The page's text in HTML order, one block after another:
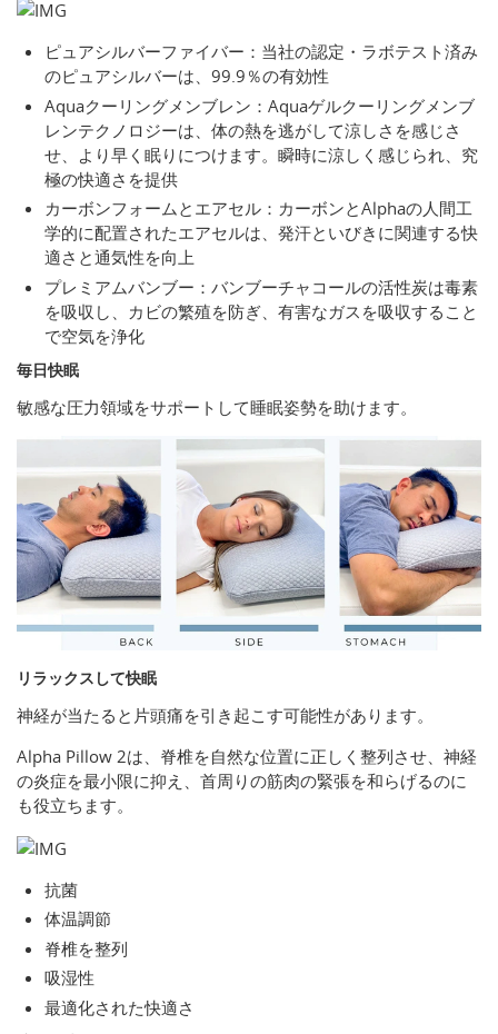
ピュアシルバーファイバー：当社の認定・ラボテスト済み
のピュアシルバーは、99.9％の有効性
Aquaクーリングメンブレン：Aquaゲルクーリングメンブ
レンテクノロジーは、体の熱を逃がして涼しさを感じさ
せ、より早く眠りにつけます。瞬時に涼しく感じられ、究
極の快適さを提供
カーボンフォームとエアセル：カーボンとAlphaの人間工
学的に配置されたエアセルは、発汗といびきに関連する快
適さと通気性を向上
プレミアムバンブー：バンブーチャコールの活性炭は毒素
を吸収し、カビの繁殖を防ぎ、有害なガスを吸収すること
で空気を浄化
毎日快眠
敏感な圧力領域をサポートして睡眠姿勢を助けます。
リラックスして快眠
神経が当たると片頭痛を引き起こす可能性があります。
Alpha Pillow 2は、脊椎を自然な位置に正しく整列させ、神経
の炎症を最小限に抑え、首周りの筋肉の緊張を和らげるのに
も役立ちます。
抗菌
体温調節
脊椎を整列
吸湿性
最適化された快適さ